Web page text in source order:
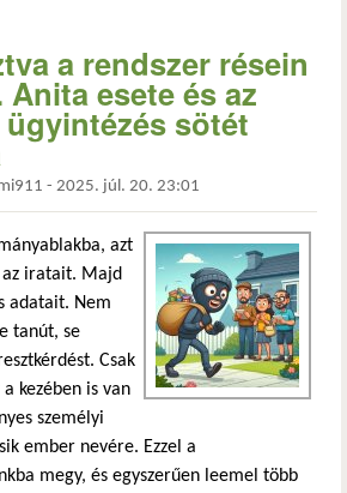
a rendszer résein
Anita esete és az
sötét
- 2025. júl. 20. 23:01
azt
iratait. Majd
adatait. Nem
tanút, se
Csak
kezében is van
személyi
ember nevére. Ezzel a
megy, és egyszerűen leemel több